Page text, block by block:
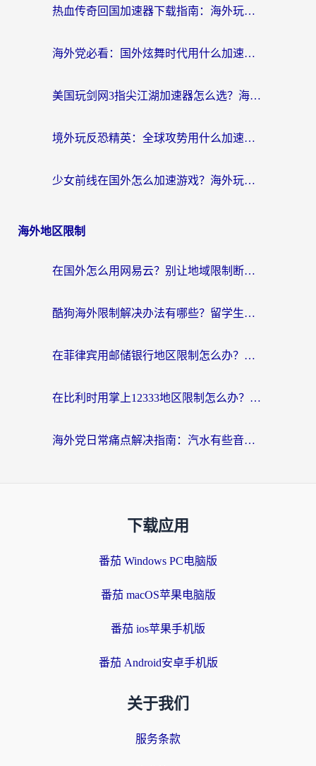
热血传奇回国加速器下载指南：海外玩家如何流畅砍怪不卡顿？
海外党必看：国外炫舞时代用什么加速器比较好？解决延迟卡顿的终极方案
美国玩剑网3指尖江湖加速器怎么选？海外党亲测避坑指南
境外玩反恐精英：全球攻势用什么加速器？2026海外玩家亲测实用指南
少女前线在国外怎么加速游戏？海外玩家必看的国服游戏畅玩指南
海外地区限制
在国外怎么用网易云？别让地域限制断了你的中文歌单——附听书社交定位解决方案
酷狗海外限制解决办法有哪些？留学生亲测有效的回国加速指南
在菲律宾用邮储银行地区限制怎么办？海外华人必看的回国加速解决方案
在比利时用掌上12333地区限制怎么办？海外华人亲测有效的回国加速方案
海外党日常痛点解决指南：汽水有些音乐在国外无法播放怎么办？
下载应用
番茄 Windows PC电脑版
番茄 macOS苹果电脑版
番茄 ios苹果手机版
番茄 Android安卓手机版
关于我们
服务条款